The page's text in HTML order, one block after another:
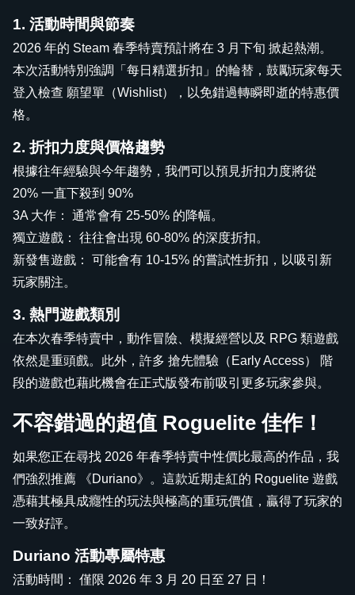
1. 活動時間與節奏
2026 年的 Steam 春季特賣預計將在 3 月下旬 掀起熱潮。
本次活動特別強調「每日精選折扣」的輪替，鼓勵玩家每天
登入檢查 願望單（Wishlist），以免錯過轉瞬即逝的特惠價
格。
2. 折扣力度與價格趨勢
根據往年經驗與今年趨勢，我們可以預見折扣力度將從
20% 一直下殺到 90%
3A 大作： 通常會有 25-50% 的降幅。
獨立遊戲： 往往會出現 60-80% 的深度折扣。
新發售遊戲： 可能會有 10-15% 的嘗試性折扣，以吸引新
玩家關注。
3. 熱門遊戲類別
在本次春季特賣中，動作冒險、模擬經營以及 RPG 類遊戲
依然是重頭戲。此外，許多 搶先體驗（Early Access） 階
段的遊戲也藉此機會在正式版發布前吸引更多玩家參與。
不容錯過的超值 Roguelite 佳作！
如果您正在尋找 2026 年春季特賣中性價比最高的作品，我
們強烈推薦 《Duriano》。這款近期走紅的 Roguelite 遊戲
憑藉其極具成癮性的玩法與極高的重玩價值，贏得了玩家的
一致好評。
Duriano 活動專屬特惠
活動時間： 僅限 2026 年 3 月 20 日至 27 日！